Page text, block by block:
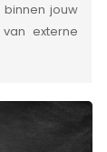
jouw
externe